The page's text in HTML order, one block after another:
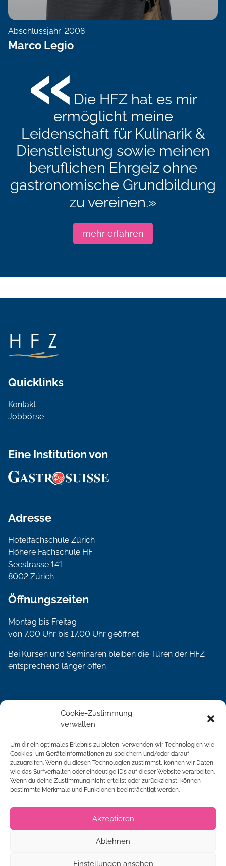
Cookie-Zustimmung
verwalten
Um dir ein optimales Erlebnis zu bieten, verwenden wir Technologien wie
Cookies, um Geräteinformationen zu speichern und/oder darauf
zuzugreifen. Wenn du diesen Technologien zustimmst, können wir Daten
wie das Surfverhalten oder eindeutige IDs auf dieser Website verarbeiten.
Wenn du deine Zustimmung nicht erteilst oder zurückziehst, können
bestimmte Merkmale und Funktionen beeinträchtigt werden.
Akzeptieren
Ablehnen
Einstellungen ansehen
Abschlussjahr: 2008
Marco Legio
« Die HFZ hat es mir
ermöglicht meine
Leidenschaft für Kulinarik &
Dienstleistung sowie meinen
beruflichen Ehrgeiz ohne
gastronomische Grundbildung
zu vereinen.»
mehr erfahren
Quicklinks
Kontakt
Jobbörse
Eine Institution von
Adresse
Hotelfachschule Zürich
Höhere Fachschule HF
Seestrasse 141
8002 Zürich
Öffnungszeiten
Montag bis Freitag
von 7.00 Uhr bis 17.00 Uhr geöffnet
Bei Kursen und Seminaren bleiben die Türen der HFZ
entsprechend länger offen
Social Media
Qualität